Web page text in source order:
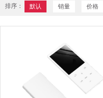
排序： 默认 销量 价格